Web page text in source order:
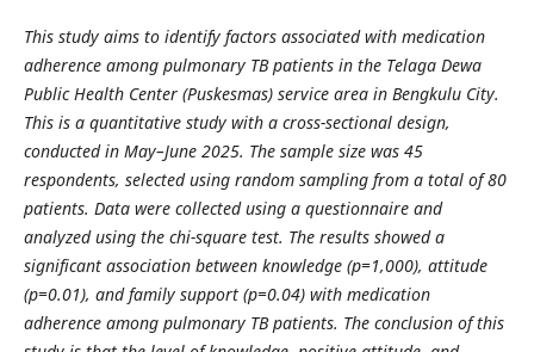
This study aims to identify factors associated with medication
adherence among pulmonary TB patients in the Telaga Dewa
Public Health Center (Puskesmas) service area in Bengkulu City.
This is a quantitative study with a cross-sectional design,
conducted in May–June 2025. The sample size was 45
respondents, selected using random sampling from a total of 80
patients. Data were collected using a questionnaire and
analyzed using the chi-square test. The results showed a
significant association between knowledge (p=1,000), attitude
(p=0.01), and family support (p=0.04) with medication
adherence among pulmonary TB patients. The conclusion of this